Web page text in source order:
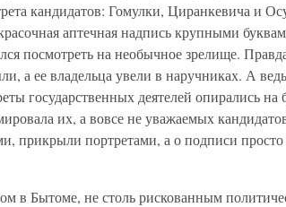
кандидатов: Гомулки, Циранкевича и
аптечная надпись крупными
посмотреть на необычное зрелище.
а ее владельца увели в наручниках. А
государственных деятелей опирались
их, а вовсе не уважаемых
прикрыли портретами, а о подписи
в Бытоме, не столь рискованным